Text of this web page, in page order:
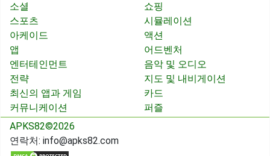
소셜
쇼핑
스포츠
시뮬레이션
아케이드
액션
앱
어드벤처
엔터테인먼트
음악 및 오디오
전략
지도 및 내비게이션
최신의 앱과 게임
카드
커뮤니케이션
퍼즐
APKS82©2026
연락처: info@apks82.com